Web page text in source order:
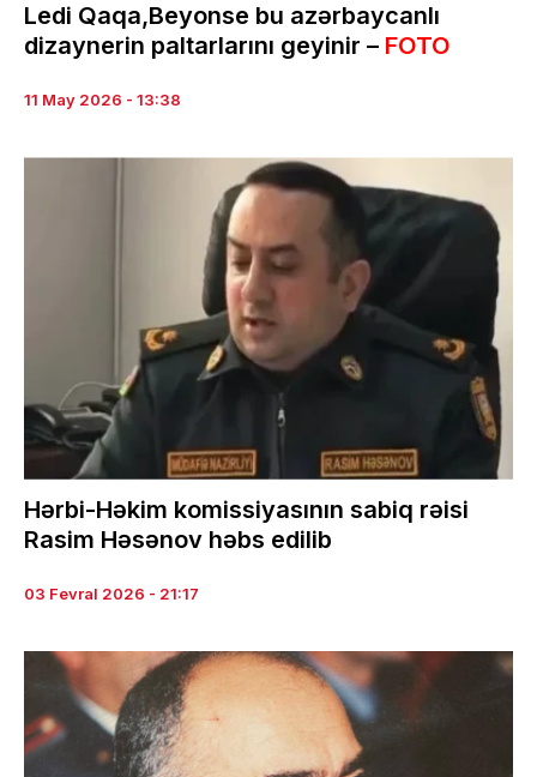
Ledi Qaqa,Beyonse bu azərbaycanlı
dizaynerin paltarlarını geyinir – FOTO
11 May 2026 - 13:38
Hərbi-Həkim komissiyasının sabiq rəisi
Rasim Həsənov həbs edilib
03 Fevral 2026 - 21:17